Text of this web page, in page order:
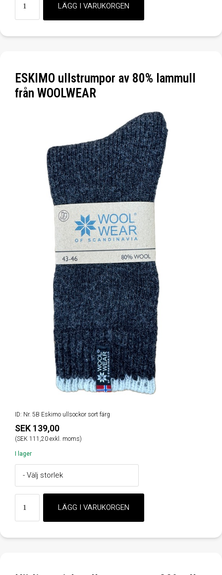
ESKIMO ullstrumpor av 80% lammull
från WOOLWEAR
ID: Nr. 5B Eskimo ullsockor sort färg
SEK 139,00
(SEK 111,20 exkl. moms)
I lager